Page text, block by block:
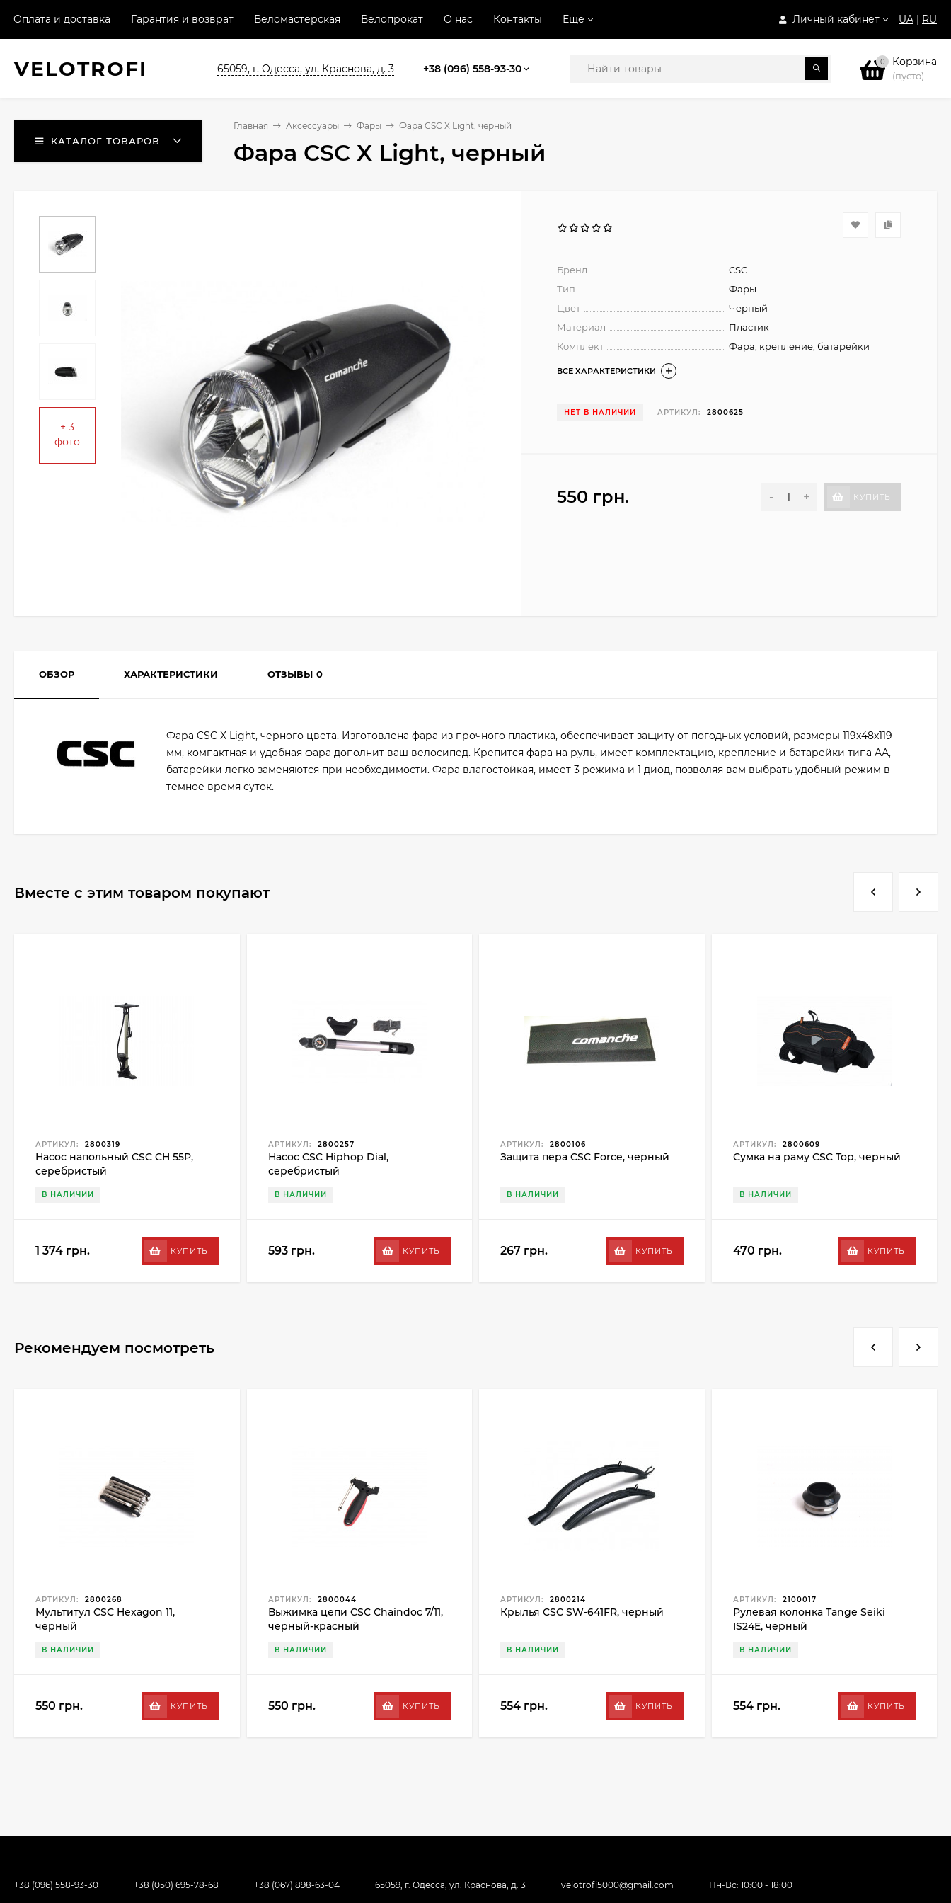
Личный кабинет UA | RU
Оплата и доставка Гарантия и возврат Веломастерская Велопрокат О нас Контакты Еще
VELOTROFI 65059, г. Одесса, ул. Краснова, д. 3 +38 (096) 558-93-30 0 Корзина
(пусто)
КАТАЛОГ ТОВАРОВ
Главная Аксессуары Фары Фара CSC X Light, черный
Фара CSC X Light, черный
+ 3
фото
Бренд
CSC
Тип
Фары
Цвет
Черный
Материал
Пластик
Комплект
Фара, крепление, батарейки
ВСЕ ХАРАКТЕРИСТИКИ
НЕТ В НАЛИЧИИ АРТИКУЛ: 2800625
550 грн. - + КУПИТЬ
ОБЗОР ХАРАКТЕРИСТИКИ ОТЗЫВЫ 0
Фара CSC Х Light, черного цвета. Изготовлена фара из прочного пластика, обеспечивает защиту от погодных условий, размеры 119x48x119
мм, компактная и удобная фара дополнит ваш велосипед. Крепится фара на руль, имеет комплектацию, крепление и батарейки типа АА,
батарейки легко заменяются при необходимости. Фара влагостойкая, имеет 3 режима и 1 диод, позволяя вам выбрать удобный режим в
темное время суток.
Вместе с этим товаром покупают
АРТИКУЛ: 2800319
Насос напольный CSC CH 55P,
серебристый
В НАЛИЧИИ
1 374 грн. КУПИТЬ
АРТИКУЛ: 2800257
Насос CSC Hiphop Dial,
серебристый
В НАЛИЧИИ
593 грн. КУПИТЬ
АРТИКУЛ: 2800106
Защита пера CSC Force, черный
В НАЛИЧИИ
267 грн. КУПИТЬ
АРТИКУЛ: 2800609
Сумка на раму CSC Top, черный
В НАЛИЧИИ
470 грн. КУПИТЬ
Рекомендуем посмотреть
АРТИКУЛ: 2800268
Мультитул CSC Hexagon 11,
черный
В НАЛИЧИИ
550 грн. КУПИТЬ
АРТИКУЛ: 2800044
Выжимка цепи CSC Chaindoc 7/11,
черный-красный
В НАЛИЧИИ
550 грн. КУПИТЬ
АРТИКУЛ: 2800214
Крылья CSC SW-641FR, черный
В НАЛИЧИИ
554 грн. КУПИТЬ
АРТИКУЛ: 2100017
Рулевая колонка Tange Seiki
IS24E, черный
В НАЛИЧИИ
554 грн. КУПИТЬ
+38 (096) 558-93-30 +38 (050) 695-78-68 +38 (067) 898-63-04 65059, г. Одесса, ул. Краснова, д. 3 velotrofi5000@gmail.com Пн-Вс: 10:00 - 18:00